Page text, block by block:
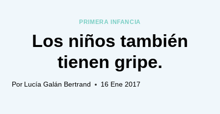
PRIMERA INFANCIA
Los niños también
tienen gripe.
Por Lucía Galán Bertrand 16 Ene 2017